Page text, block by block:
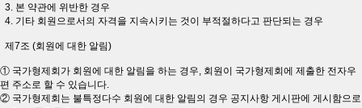
3. 본 약관에 위반한 경우
4. 기타 회원으로서의 자격을 지속시키는 것이 부적절하다고 판단되는 경우
제7조 (회원에 대한 알림)
① 국가형제회가 회원에 대한 알림을 하는 경우, 회원이 국가형제회에 제출한 전자우
편 주소로 할 수 있습니다.
② 국가형제회는 불특정다수 회원에 대한 알림의 경우 공지사항 게시판에 게시함으로